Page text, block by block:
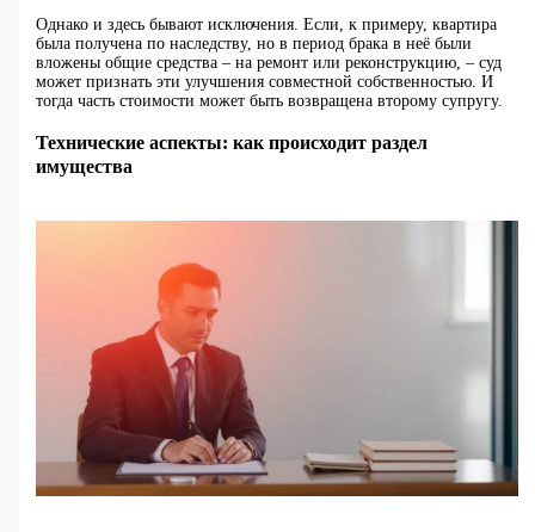
Однако и здесь бывают исключения. Если, к примеру, квартира
была получена по наследству, но в период брака в неё были
вложены общие средства – на ремонт или реконструкцию, – суд
может признать эти улучшения совместной собственностью. И
тогда часть стоимости может быть возвращена второму супругу.
Технические аспекты: как происходит раздел
имущества